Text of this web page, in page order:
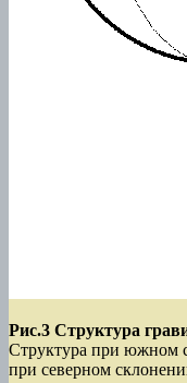
Рис.3 Структура
Структура при южном
при северном